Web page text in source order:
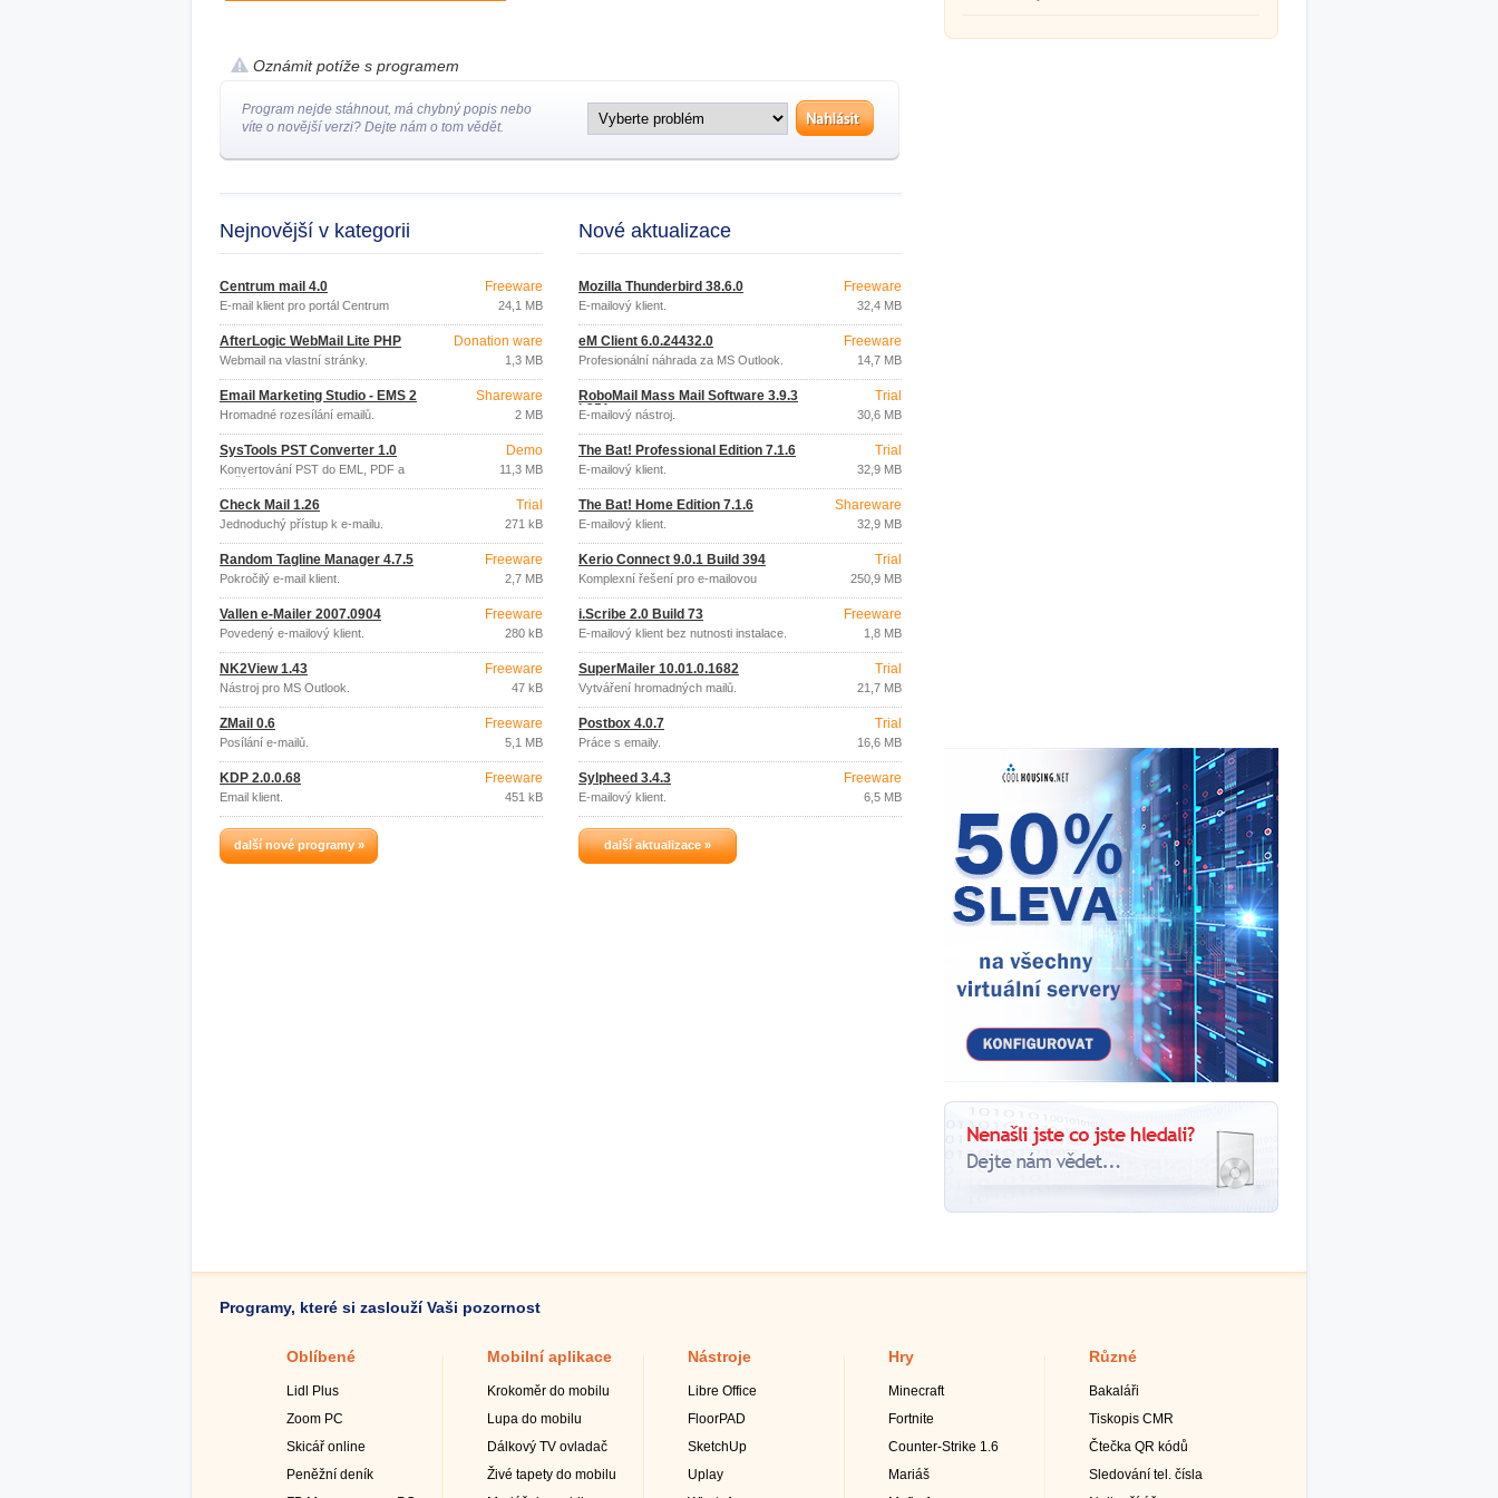
Oznámit potíže s programem
Program nejde stáhnout, má chybný popis nebo
víte o novější verzi? Dejte nám o tom vědět.
Nejnovější v kategorii
Centrum mail 4.0
E-mail klient pro portál Centrum
Freeware
24,1 MB
AfterLogic WebMail Lite PHP
Webmail na vlastní stránky.
Donation ware
1,3 MB
Email Marketing Studio - EMS 2
Hromadné rozesílání emailů.
Shareware
2 MB
SysTools PST Converter 1.0
Konvertování PST do EML, PDF a
dalších.
Demo
11,3 MB
Check Mail 1.26
Jednoduchý přístup k e-mailu.
Trial
271 kB
Random Tagline Manager 4.7.5
Pokročilý e-mail klient.
Freeware
2,7 MB
Vallen e-Mailer 2007.0904
Povedený e-mailový klient.
Freeware
280 kB
NK2View 1.43
Nástroj pro MS Outlook.
Freeware
47 kB
ZMail 0.6
Posílání e-mailů.
Freeware
5,1 MB
KDP 2.0.0.68
Email klient.
Freeware
451 kB
další nové programy »
Nové aktualizace
Mozilla Thunderbird 38.6.0
E-mailový klient.
Freeware
32,4 MB
eM Client 6.0.24432.0
Profesionální náhrada za MS Outlook.
Freeware
14,7 MB
RoboMail Mass Mail Software 3.9.3
b351
E-mailový nástroj.
Trial
30,6 MB
The Bat! Professional Edition 7.1.6
E-mailový klient.
Trial
32,9 MB
The Bat! Home Edition 7.1.6
E-mailový klient.
Shareware
32,9 MB
Kerio Connect 9.0.1 Build 394
Komplexní řešení pro e-mailovou
Trial
250,9 MB
i.Scribe 2.0 Build 73
E-mailový klient bez nutnosti instalace.
Freeware
1,8 MB
SuperMailer 10.01.0.1682
Vytváření hromadných mailů.
Trial
21,7 MB
Postbox 4.0.7
Práce s emaily.
Trial
16,6 MB
Sylpheed 3.4.3
E-mailový klient.
Freeware
6,5 MB
další aktualizace »
Programy, které si zaslouží Vaši pozornost
Oblíbené
Lidl Plus
Zoom PC
Skicář online
Peněžní deník
Mobilní aplikace
Krokoměr do mobilu
Lupa do mobilu
Dálkový TV ovladač
Živé tapety do mobilu
Nástroje
Libre Office
FloorPAD
SketchUp
Uplay
Hry
Minecraft
Fortnite
Counter-Strike 1.6
Mariáš
Různé
Bakaláři
Tiskopis CMR
Čtečka QR kódů
Sledování tel. čísla